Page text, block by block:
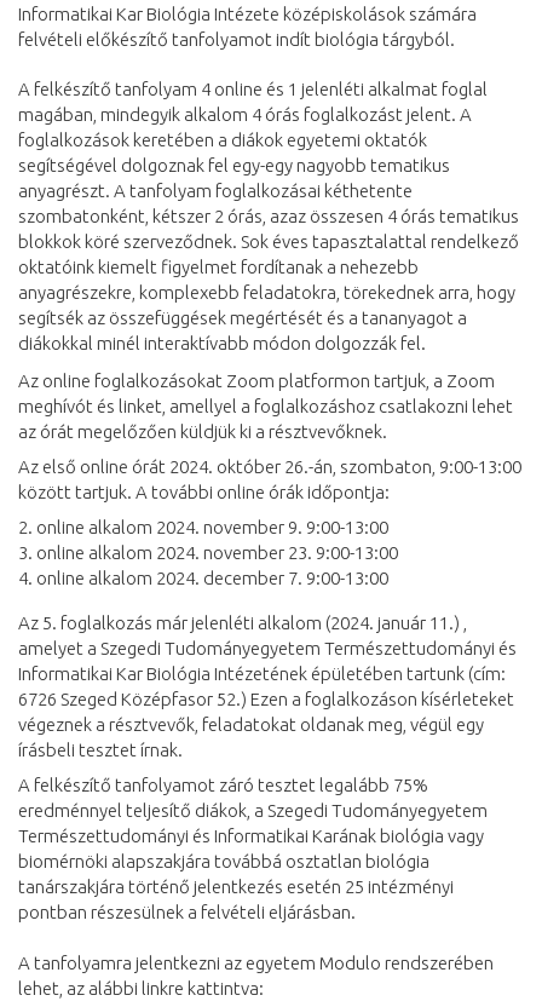
Informatikai Kar Biológia Intézete középiskolások számára
felvételi előkészítő tanfolyamot indít biológia tárgyból.
A felkészítő tanfolyam 4 online és 1 jelenléti alkalmat foglal
magában, mindegyik alkalom 4 órás foglalkozást jelent. A
foglalkozások keretében a diákok egyetemi oktatók
segítségével dolgoznak fel egy-egy nagyobb tematikus
anyagrészt. A tanfolyam foglalkozásai kéthetente
szombatonként, kétszer 2 órás, azaz összesen 4 órás tematikus
blokkok köré szerveződnek. Sok éves tapasztalattal rendelkező
oktatóink kiemelt figyelmet fordítanak a nehezebb
anyagrészekre, komplexebb feladatokra, törekednek arra, hogy
segítsék az összefüggések megértését és a tananyagot a
diákokkal minél interaktívabb módon dolgozzák fel.
Az online foglalkozásokat Zoom platformon tartjuk, a Zoom
meghívót és linket, amellyel a foglalkozáshoz csatlakozni lehet
az órát megelőzően küldjük ki a résztvevőknek.
Az első online órát 2024. október 26.-án, szombaton, 9:00-13:00
között tartjuk. A további online órák időpontja:
2. online alkalom 2024. november 9. 9:00-13:00
3. online alkalom 2024. november 23. 9:00-13:00
4. online alkalom 2024. december 7. 9:00-13:00
Az 5. foglalkozás már jelenléti alkalom (2024. január 11.) ,
amelyet a Szegedi Tudományegyetem Természettudományi és
Informatikai Kar Biológia Intézetének épületében tartunk (cím:
6726 Szeged Középfasor 52.) Ezen a foglalkozáson kísérleteket
végeznek a résztvevők, feladatokat oldanak meg, végül egy
írásbeli tesztet írnak.
A felkészítő tanfolyamot záró tesztet legalább 75%
eredménnyel teljesítő diákok, a Szegedi Tudományegyetem
Természettudományi és Informatikai Karának biológia vagy
biomérnöki alapszakjára továbbá osztatlan biológia
tanárszakjára történő jelentkezés esetén 25 intézményi
pontban részesülnek a felvételi eljárásban.
A tanfolyamra jelentkezni az egyetem Modulo rendszerében
lehet, az alábbi linkre kattintva: